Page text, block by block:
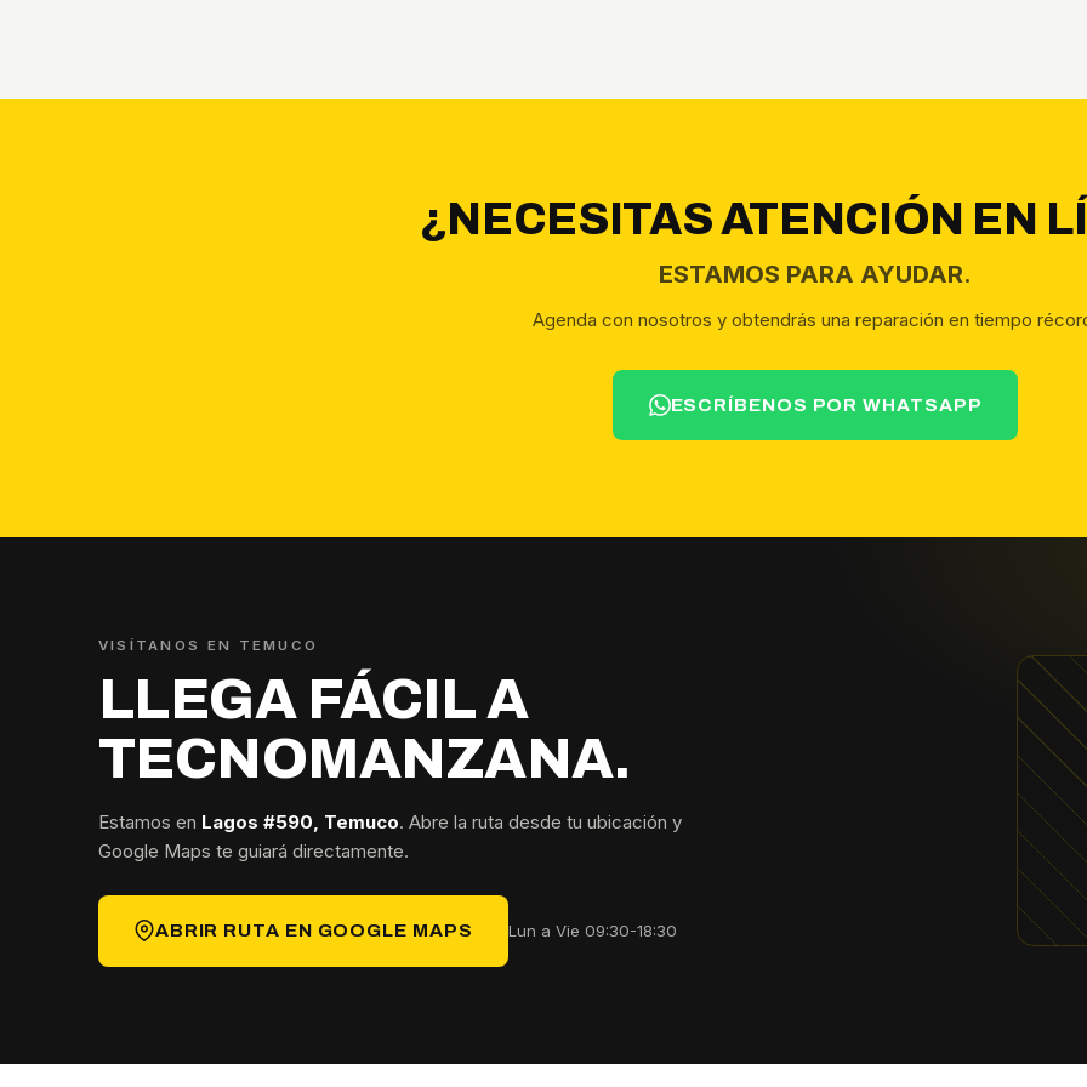
¿NECESITAS ATENCIÓN EN
ESTAMOS PARA AYUDAR.
Agenda con nosotros y obtendrás una reparación en tiempo
ESCRÍBENOS POR WHATSAPP
VISÍTANOS EN TEMUCO
LLEGA FÁCIL A
TECNOMANZANA.
Estamos en Lagos #590, Temuco. Abre la ruta desde tu ubicación y
Google Maps te guiará directamente.
ABRIR RUTA EN GOOGLE MAPS Lun a Vie 09:30-18:30